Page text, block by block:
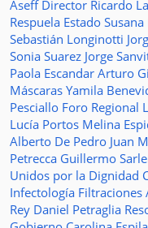
Aseff Director Ricardo
Respuela Estado
Sebastián Longinotti
Sonia Suarez Jorge
Paola Escandar Arturo
Máscaras Yamila
Pesciallo Foro Regional
Lucía Portos Melina
Alberto De Pedro Juan
Petrecca Guillermo
Unidos por la Dignidad
Infectología Filtraciones
Rey Daniel Petraglia